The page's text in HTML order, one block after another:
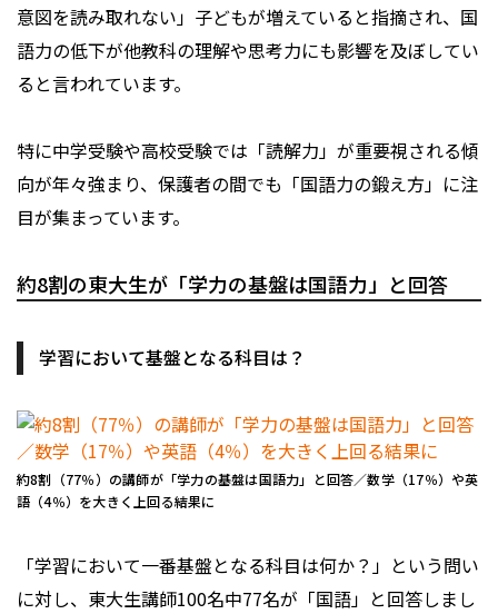
意図を読み取れない」子どもが増えていると指摘され、国
語力の低下が他教科の理解や思考力にも影響を及ぼしてい
ると言われています。
特に中学受験や高校受験では「読解力」が重要視される傾
向が年々強まり、保護者の間でも「国語力の鍛え方」に注
目が集まっています。
約8割の東大生が「学力の基盤は国語力」と回答
学習において基盤となる科目は？
約8割（77％）の講師が「学力の基盤は国語力」と回答／数学（17％）や英
語（4％）を大きく上回る結果に
「学習において一番基盤となる科目は何か？」という問い
に対し、東大生講師100名中77名が「国語」と回答しまし